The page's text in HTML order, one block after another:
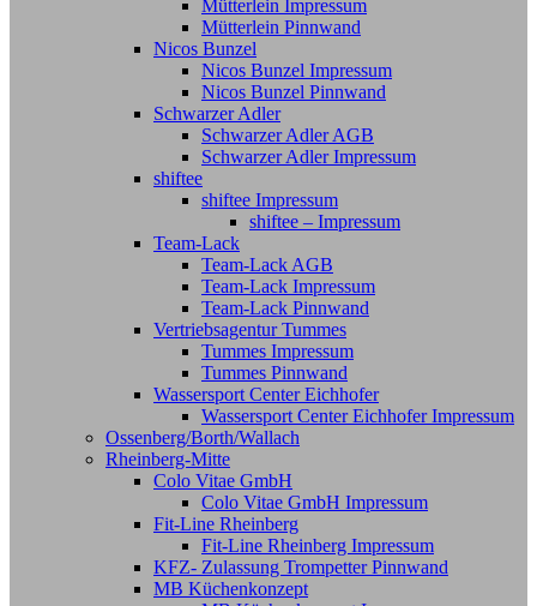
Mütterlein Impressum
Mütterlein Pinnwand
Nicos Bunzel
Nicos Bunzel Impressum
Nicos Bunzel Pinnwand
Schwarzer Adler
Schwarzer Adler AGB
Schwarzer Adler Impressum
shiftee
shiftee Impressum
shiftee – Impressum
Team-Lack
Team-Lack AGB
Team-Lack Impressum
Team-Lack Pinnwand
Vertriebsagentur Tummes
Tummes Impressum
Tummes Pinnwand
Wassersport Center Eichhofer
Wassersport Center Eichhofer Impressum
Ossenberg/Borth/Wallach
Rheinberg-Mitte
Colo Vitae GmbH
Colo Vitae GmbH Impressum
Fit-Line Rheinberg
Fit-Line Rheinberg Impressum
KFZ- Zulassung Trompetter Pinnwand
MB Küchenkonzept